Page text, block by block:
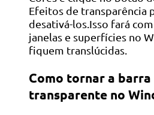
Efeitos de transparência
desativá-los.Isso fará
janelas e superfícies no
fiquem translúcidas.
Como tornar a
transparente no